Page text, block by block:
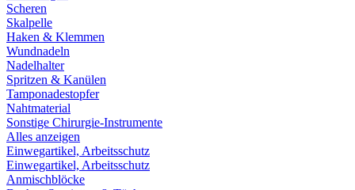
Scheren
Skalpelle
Haken & Klemmen
Wundnadeln
Nadelhalter
Spritzen & Kanülen
Tamponadestopfer
Nahtmaterial
Sonstige Chirurgie-Instrumente
Alles anzeigen
Einwegartikel, Arbeitsschutz
Einwegartikel, Arbeitsschutz
Anmischblöcke